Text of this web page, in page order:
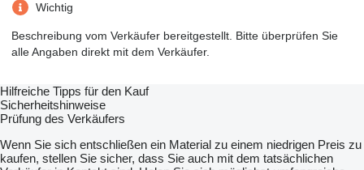
Wichtig
Beschreibung vom Verkäufer bereitgestellt. Bitte überprüfen Sie
alle Angaben direkt mit dem Verkäufer.
Hilfreiche Tipps für den Kauf
Sicherheitshinweise
Prüfung des Verkäufers
Wenn Sie sich entschließen ein Material zu einem niedrigen Preis zu
kaufen, stellen Sie sicher, dass Sie auch mit dem tatsächlichen